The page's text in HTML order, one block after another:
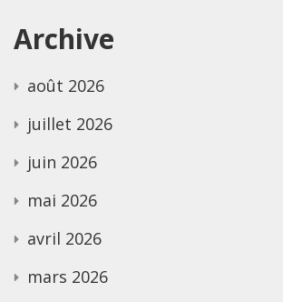
Archive
août 2026
juillet 2026
juin 2026
mai 2026
avril 2026
mars 2026